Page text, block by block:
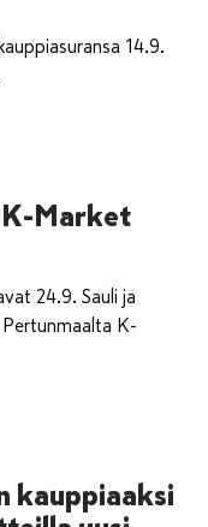
14.9.
K-Market
24.9. Sauli ja
K-
kauppiaaksi